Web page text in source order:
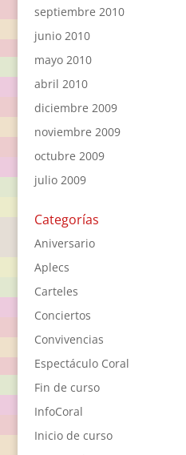
septiembre 2010
junio 2010
mayo 2010
abril 2010
diciembre 2009
noviembre 2009
octubre 2009
julio 2009
Categorías
Aniversario
Aplecs
Carteles
Conciertos
Convivencias
Espectáculo Coral
Fin de curso
InfoCoral
Inicio de curso